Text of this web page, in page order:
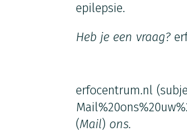
epilepsie.
Heb je een vraag?
erfocentrum.nl
(Mail) ons.